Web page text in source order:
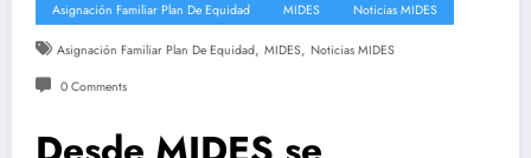
Asignación Familiar Plan De Equidad MIDES Noticias MIDES
Asignación Familiar Plan De Equidad, MIDES, Noticias MIDES
0 Comments